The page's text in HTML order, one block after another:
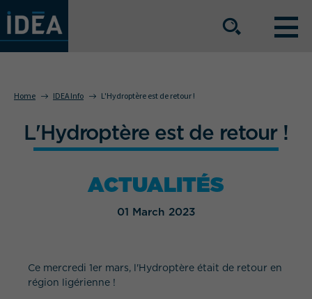
Join us Press space
OUR SERVICE OFFERING
BUSINESS SECTORS
Home IDEA Info L'Hydroptère est de retour !
L'Hydroptère est de retour !
ACTUALITÉS
01 March 2023
Ce mercredi 1er mars, l'Hydroptère était de retour en
région ligérienne !